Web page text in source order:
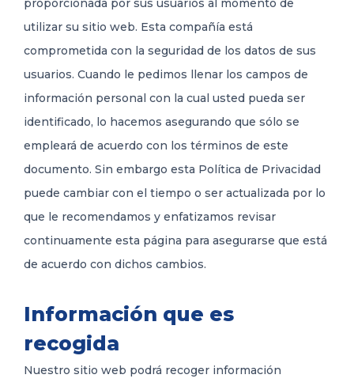
proporcionada por sus usuarios al momento de
utilizar su sitio web. Esta compañía está
comprometida con la seguridad de los datos de sus
usuarios. Cuando le pedimos llenar los campos de
información personal con la cual usted pueda ser
identificado, lo hacemos asegurando que sólo se
empleará de acuerdo con los términos de este
documento. Sin embargo esta Política de Privacidad
puede cambiar con el tiempo o ser actualizada por lo
que le recomendamos y enfatizamos revisar
continuamente esta página para asegurarse que está
de acuerdo con dichos cambios.
Información que es
recogida
Nuestro sitio web podrá recoger información